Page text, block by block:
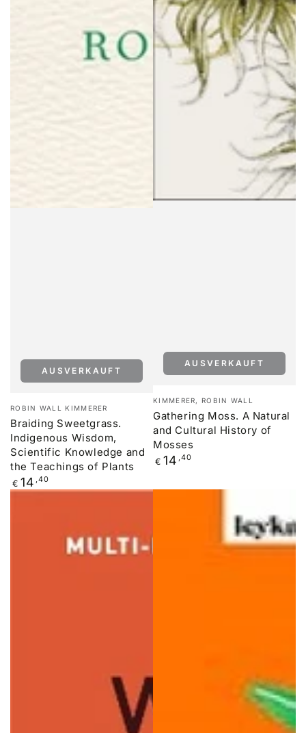
Verkäufer/in:
ROBIN WALL KIMMERER
Braiding Sweetgrass.
Indigenous Wisdom,
Scientific Knowledge and
the Teachings of Plants
Regulärer
Preis
€ 14 ,40
AUSVERKAUFT
Verkäufer/in:
KIMMERER, ROBIN WALL
Gathering Moss. A Natural
and Cultural History of
Mosses
Regulärer
€ 14 ,40
AUSVERKAUFT